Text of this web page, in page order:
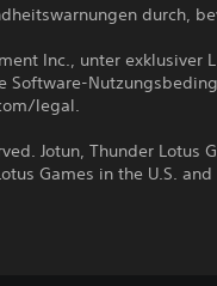
durch,
Inc., unter exklusiver
Software-
legal.
Jotun, Thunder Lotus
Games in the U.S.